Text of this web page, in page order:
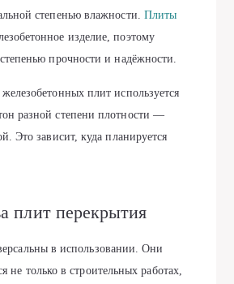
степенью влажности. Плиты
изделие, поэтому
прочности и надёжности.
плит используется
разной степени плотности —
Это зависит, куда планируется
плит перекрытия
в использовании. Они
не только в строительных работах,